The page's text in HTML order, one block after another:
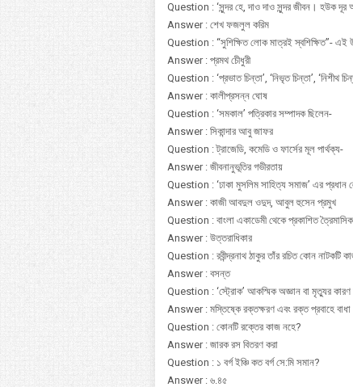
Question : ‘সুন্দর হে, দাও দাও সুন্দর জীবন। হউক
Answer : শেখ ফজলুল করিম
Question : “সুশিক্ষিত লোক মাত্রই স্বশিক্ষিত”- এই
Answer : প্রমথ চেীধুরী
Question : ‘প্রভাত চিন্তা’, ‘নিভৃত চিন্তা’, ‘নিশীথ
Answer : কালীপ্রসন্ন ঘোষ
Question : ‘সমকাল’ পত্রিকার সম্পাদক ছিলেন-
Answer : সিকান্দার আবু জাফর
Question : ট্রাজেডি, কমেডি ও ফার্সের মূল পার্থক্য-
Answer : জীবনানুভূতির গভীরতায়
Question : ‘ঢাকা মুসলিম সাহিত্য সমাজ’ এর প্রধান
Answer : কাজী আবদুল ওদুদ, আবুল হুসেন প্রমুখ
Question : বাংলা একাডেমী থেকে প্রকাশিত
Answer : উত্তরাধিকার
Question : রবীন্দ্রনাথ ঠাকুর তাঁর রচিত কোন নাটকটি
Answer : বসন্ত
Question : ‘স্ট্রোক’ আকস্মিক অজ্ঞান বা মৃত্যুর কারণ
Answer : মস্তিষ্কে রক্তক্ষরণ এবং রক্ত প্রবাহে বাধা
Question : কোনটি রক্তের কাজ নহে?
Answer : জারক রস বিতরণ করা
Question : ১ বর্গ ইঞ্চি কত বর্গ সে:মি সমান?
Answer : ৬.৪৫